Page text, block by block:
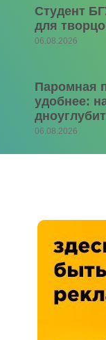
Студент
для
06.08.2026
Паромная
удобнее:
06.08.2026